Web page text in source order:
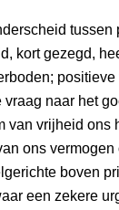
kort gezegd,
vraag naar het
van vrijheid ons
ons
boven
een zekere